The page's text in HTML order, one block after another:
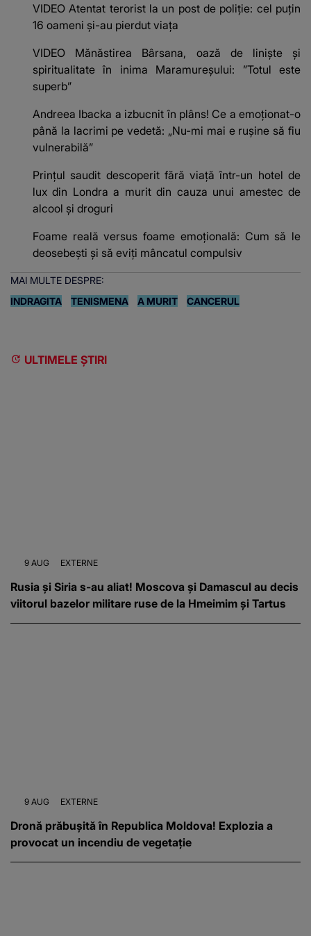
VIDEO Atentat terorist la un post de poliție: cel puțin
16 oameni și-au pierdut viața
VIDEO Mănăstirea Bârsana, oază de liniște și
spiritualitate în inima Maramureșului: ”Totul este
superb”
Andreea Ibacka a izbucnit în plâns! Ce a emoționat-o
până la lacrimi pe vedetă: „Nu-mi mai e rușine să fiu
vulnerabilă”
Prințul saudit descoperit fără viață într-un hotel de
lux din Londra a murit din cauza unui amestec de
alcool și droguri
Foame reală versus foame emoțională: Cum să le
deosebești și să eviți mâncatul compulsiv
MAI MULTE DESPRE:
INDRAGITA
TENISMENA A MURIT CANCERUL
ULTIMELE ȘTIRI
9 AUG EXTERNE
Rusia și Siria s-au aliat! Moscova și Damascul au decis
viitorul bazelor militare ruse de la Hmeimim și Tartus
9 AUG EXTERNE
Dronă prăbușită în Republica Moldova! Explozia a
provocat un incendiu de vegetație